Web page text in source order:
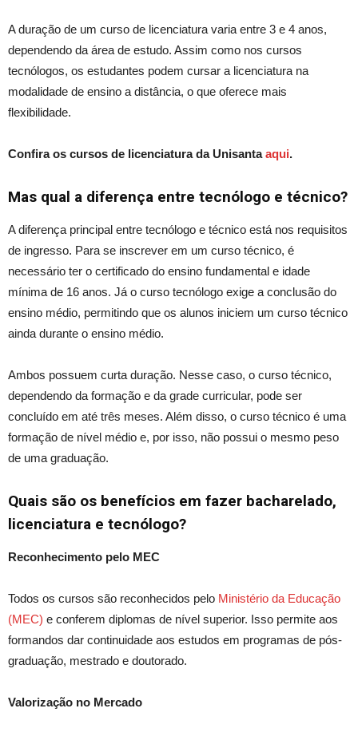
A duração de um curso de licenciatura varia entre 3 e 4 anos,
dependendo da área de estudo. Assim como nos cursos
tecnólogos, os estudantes podem cursar a licenciatura na
modalidade de ensino a distância, o que oferece mais
flexibilidade.
Confira os cursos de licenciatura da Unisantaaqui.
Mas qual a diferença entre tecnólogo e técnico?
A diferença principal entre tecnólogo e técnico está nos requisitos
de ingresso. Para se inscrever em um curso técnico, é
necessário ter o certificado do ensino fundamental e idade
mínima de 16 anos. Já o curso tecnólogo exige a conclusão do
ensino médio, permitindo que os alunos iniciem um curso técnico
ainda durante o ensino médio.
Ambos possuem curta duração. Nesse caso, o curso técnico,
dependendo da formação e da grade curricular, pode ser
concluído em até três meses. Além disso, o curso técnico é uma
formação de nível médio e, por isso, não possui o mesmo peso
de uma graduação.
Quais são os benefícios em fazer bacharelado,
licenciatura e tecnólogo?
Reconhecimento pelo MEC
Todos os cursos são reconhecidos pelo Ministério da Educação
(MEC) e conferem diplomas de nível superior. Isso permite aos
formandos dar continuidade aos estudos em programas de pós-
graduação, mestrado e doutorado.
Valorização no Mercado